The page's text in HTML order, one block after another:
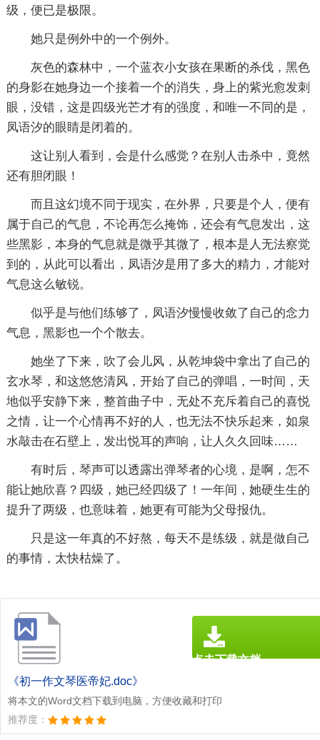
级，便已是极限。
她只是例外中的一个例外。
灰色的森林中，一个蓝衣小女孩在果断的杀伐，黑色
的身影在她身边一个接着一个的消失，身上的紫光愈发刺
眼，没错，这是四级光芒才有的强度，和唯一不同的是，
凤语汐的眼睛是闭着的。
这让别人看到，会是什么感觉？在别人击杀中，竟然
还有胆闭眼！
而且这幻境不同于现实，在外界，只要是个人，便有
属于自己的气息，不论再怎么掩饰，还会有气息发出，这
些黑影，本身的气息就是微乎其微了，根本是人无法察觉
到的，从此可以看出，凤语汐是用了多大的精力，才能对
气息这么敏锐。
似乎是与他们练够了，凤语汐慢慢收敛了自己的念力
气息，黑影也一个个散去。
她坐了下来，吹了会儿风，从乾坤袋中拿出了自己的
玄水琴，和这悠悠清风，开始了自己的弹唱，一时间，天
地似乎安静下来，整首曲子中，无处不充斥着自己的喜悦
之情，让一个心情再不好的人，也无法不快乐起来，如泉
水敲击在石壁上，发出悦耳的声响，让人久久回味……
有时后，琴声可以透露出弹琴者的心境，是啊，怎不
能让她欣喜？四级，她已经四级了！一年间，她硬生生的
提升了两级，也意味着，她更有可能为父母报仇。
只是这一年真的不好熬，每天不是练级，就是做自己
的事情，太快枯燥了。
《初一作文琴医帝妃.doc》
将本文的Word文档下载到电脑，方便收藏和打印
推荐度：
点击下载文档